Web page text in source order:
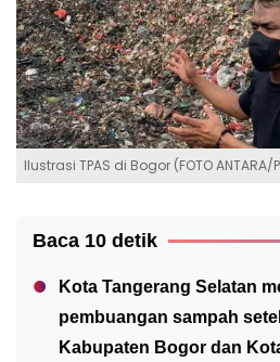
Ilustrasi TPAS di Bogor (FOTO
Baca 10 detik
Kota Tangerang Selatan
pembuangan sampah
Kabupaten Bogor dan